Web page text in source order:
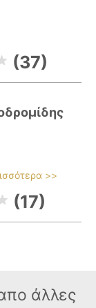
(37)
>>
(17)
άλλες